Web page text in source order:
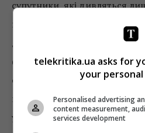
супутники, які дивляться
платному пакеті –
дуже мало. Винятки хіба що
(генеральний директором
складати. І трохи більш
місяць менше як 7 хвилин у
українські канали – сюди ж
telekritika.ua asks for
your
Personalised advertising
content measurement,
services development